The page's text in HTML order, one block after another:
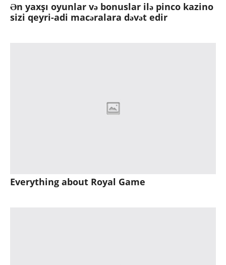
Ən yaxşı oyunlar və bonuslar ilə pinco kazino
sizi qeyri-adi macəralara dəvət edir
Everything about Royal Game